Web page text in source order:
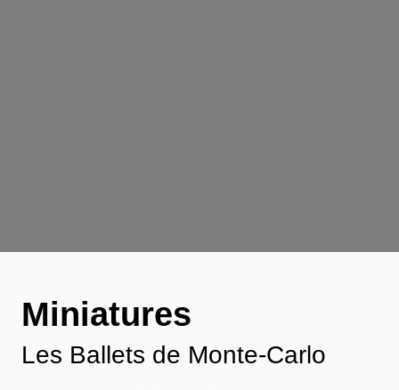
Miniatures
Les Ballets de Monte-Carlo